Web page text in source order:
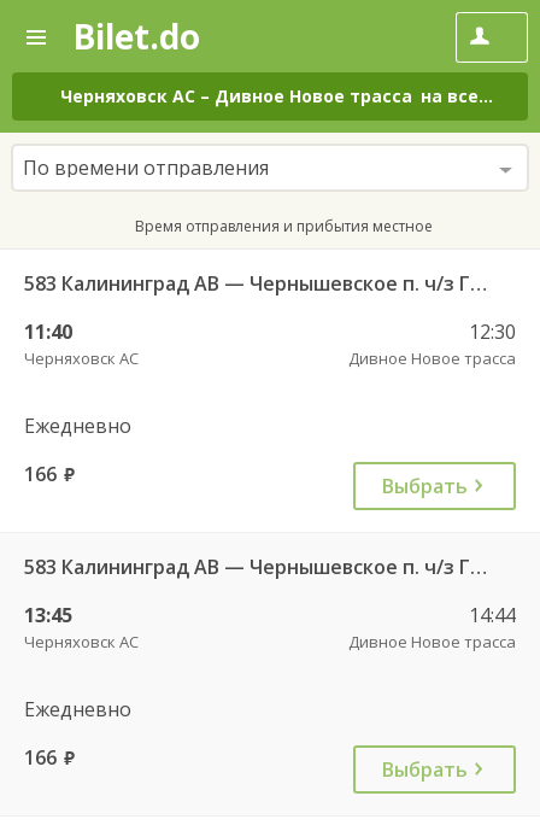
—
Поиск
и
покупка
билетов
на
автобус
онлайн
Bilet.do
Черняховск АС – Дивное Новое трасса на все дни
По времени отправления
Время отправления и прибытия местное
583 Калининград АВ — Чернышевское п. ч/з Гвардейск КДП, Черняховск АС
11:40
Черняховск АС
12:30
Дивное Новое трасса
Ежедневно
166 руб. Выбрать
583 Калининград АВ — Чернышевское п. ч/з Гвардейск КДП, Черняховск АС
13:45
Черняховск АС
14:44
Дивное Новое трасса
Ежедневно
166 руб. Выбрать